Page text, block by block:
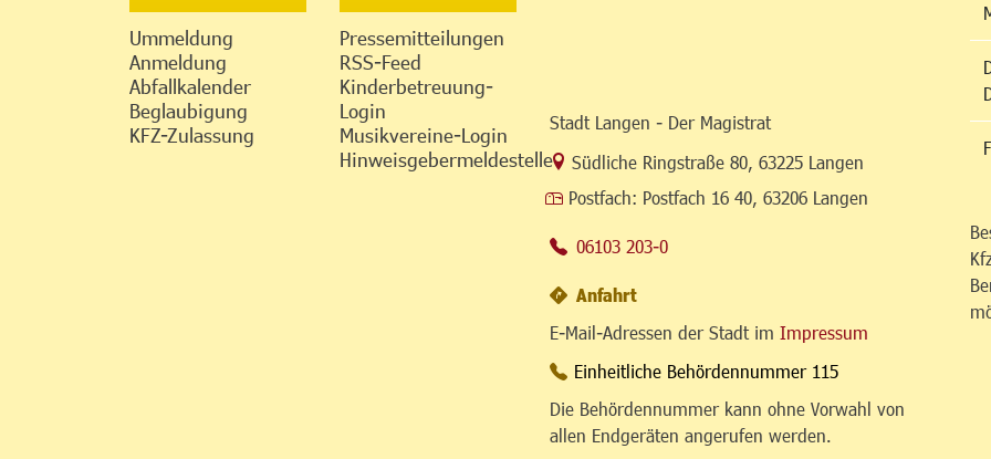
Ummeldung
Anmeldung
Abfallkalender
Beglaubigung
KFZ-Zulassung
Pressemitteilungen
RSS-Feed
Kinderbetreuung-
Login
Musikvereine-Login
Hinweisgebermeldestelle
Stadt Langen - Der Magistrat
Link zur Google-Maps Navigation
Südliche Ringstraße 80 63225 Langen
Postfach: Postfach 16 40, 63206 Langen
06103 203-0
Anfahrt
E-Mail-Adressen der Stadt im Impressum
Einheitliche Behördennummer 115
Die Behördennummer kann ohne Vorwahl von
allen Endgeräten angerufen werden.